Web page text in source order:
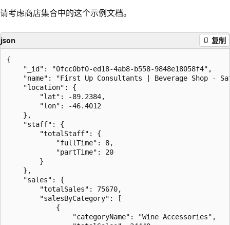
请考虑商店集合中的这个示例文档。
json 复制
{
    "_id": "0fcc0bf0-ed18-4ab8-b558-9848e18058f4",
"name": "First Up Consultants | Beverage Shop -
    "location": {
        "lat": -89.2384,
        "lon": -46.4012
    },
    "staff": {
        "totalStaff": {
            "fullTime": 8,
            "partTime": 20
        }
    },
    "sales": {
        "totalSales": 75670,
        "salesByCategory": [
            {
                "categoryName": "Wine Accessories",